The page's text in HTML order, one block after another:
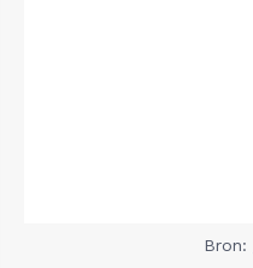
Bron: